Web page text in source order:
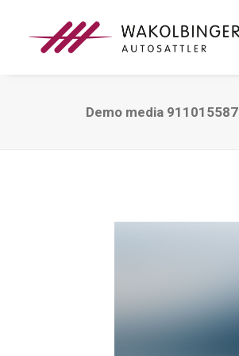
Demo media 911015587